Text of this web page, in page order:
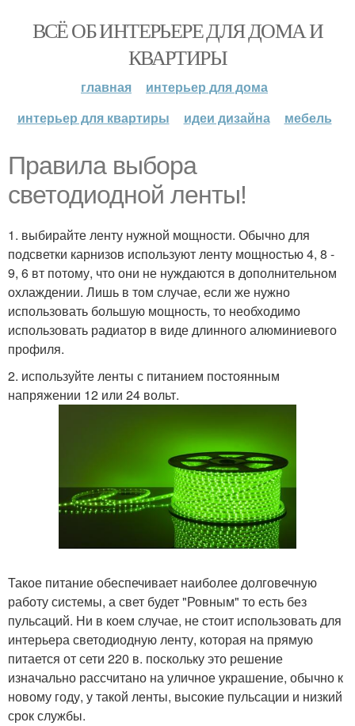
ВСЁ ОБ ИНТЕРЬЕРЕ ДЛЯ ДОМА И
КВАРТИРЫ
главная
интерьер для дома
интерьер для квартиры
идеи дизайна мебель
Правила выбора
светодиодной ленты!
1. выбирайте ленту нужной мощности. Обычно для
подсветки карнизов используют ленту мощностью 4, 8 -
9, 6 вт потому, что они не нуждаются в дополнительном
охлаждении. Лишь в том случае, если же нужно
использовать большую мощность, то необходимо
использовать радиатор в виде длинного алюминиевого
профиля.
2. используйте ленты с питанием постоянным
напряжении 12 или 24 вольт.
Такое питание обеспечивает наиболее долговечную
работу системы, а свет будет "Ровным" то есть без
пульсаций. Ни в коем случае, не стоит использовать для
интерьера светодиодную ленту, которая на прямую
питается от сети 220 в. поскольку это решение
изначально рассчитано на уличное украшение, обычно к
новому году, у такой ленты, высокие пульсации и низкий
срок службы.